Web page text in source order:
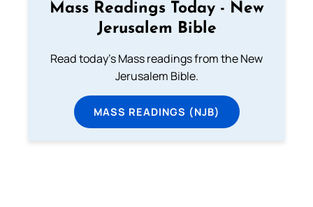
Mass Readings Today - New
Jerusalem Bible
Read today's Mass readings from the New
Jerusalem Bible.
MASS READINGS (NJB)